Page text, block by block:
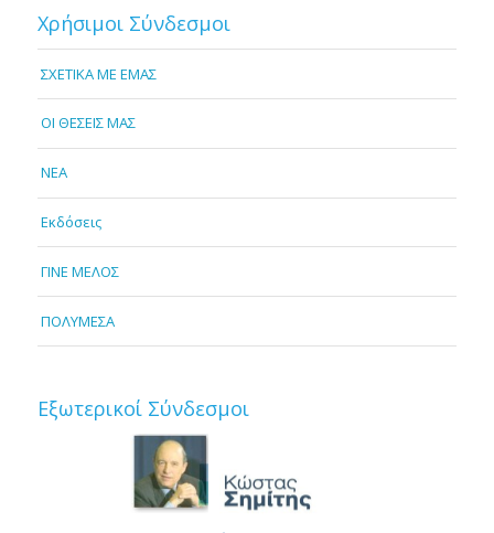
Χρήσιμοι Σύνδεσμοι
ΣΧΕΤΙΚΑ ΜΕ ΕΜΑΣ
OI ΘΕΣΕΙΣ ΜΑΣ
NEA
Εκδόσεις
ΓΙΝΕ ΜΕΛΟΣ
ΠΟΛΥΜΕΣΑ
Εξωτερικοί Σύνδεσμοι